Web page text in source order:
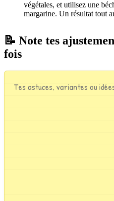
végétales, et utilisez une
margarine. Un résultat tout
📝 Note tes
fois